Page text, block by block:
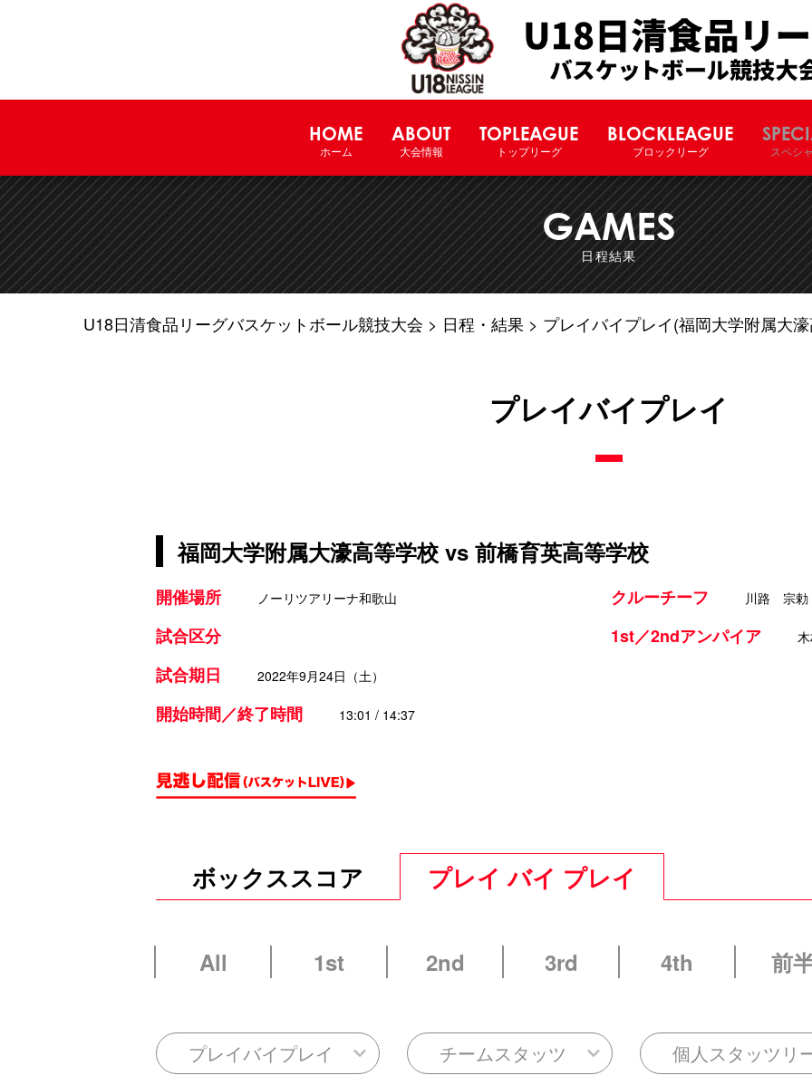
HOME
ホーム
ABOUT
大会情報
TOPLEAGUE
トップリーグ
BLOCKLEAGUE
ブロックリーグ スペシ
GAMES
日程結果
U18日清食品リーグバスケットボール競技大会 日程・結果 プレイバイプレイ(福岡大学附属大
プレイバイプレイ
福岡大学附属大濠高等学校 vs 前橋育英高等学校
開催場所 ノーリツアリーナ和歌山
試合区分
試合期日
2022年9月24日（土）
開始時間／終了時間 13:01 / 14:37
クルーチーフ 川路 宗勅
1st／2ndアンパイア
ボックススコア プレイ バイ プレイ
All 1st 2nd 3rd 4th 前
プレイバイプレイ チームスタッツ 個人スタッツリ